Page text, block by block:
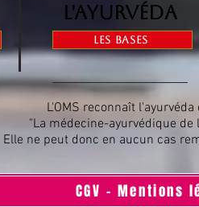
l'ayurvéda
Les bases
L'OMS reconnaît
"La médecine-ayurvédique
Elle ne peut donc en aucun cas
CGV -